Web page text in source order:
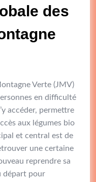
des
Verte (JMV)
en difficulté
accéder, permettre
aux légumes bio
et central est de
une certaine
reprendre sa
départ pour